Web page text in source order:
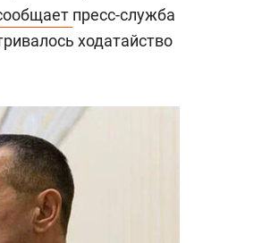
пресс-служба
ходатайство
Рекомендуем
Опыт выживания в дикой
природе, работа
с ментальным и физическим
состоянием как основа
антихрупких команд